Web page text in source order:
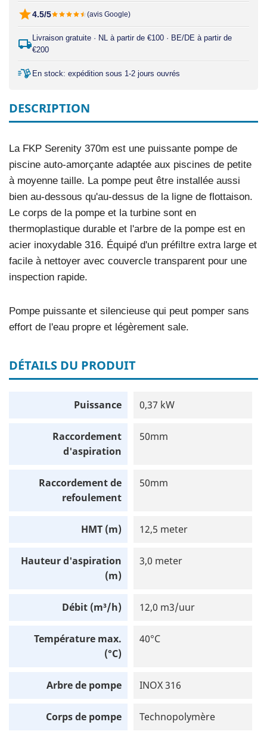
4.5/5 (avis Google)
Livraison gratuite · NL à partir de €100 · BE/DE à partir de
€200
En stock: expédition sous 1-2 jours ouvrés
DESCRIPTION
La FKP Serenity 370m est une puissante pompe de
piscine auto-amorçante adaptée aux piscines de petite
à moyenne taille. La pompe peut être installée aussi
bien au-dessous qu'au-dessus de la ligne de flottaison.
Le corps de la pompe et la turbine sont en
thermoplastique durable et l'arbre de la pompe est en
acier inoxydable 316. Équipé d'un préfiltre extra large et
facile à nettoyer avec couvercle transparent pour une
inspection rapide.
Pompe puissante et silencieuse qui peut pomper sans
effort de l'eau propre et légèrement sale.
DÉTAILS DU PRODUIT
Puissance 0,37 kW
Raccordement
d'aspiration
50mm
Raccordement de
refoulement
50mm
HMT (m) 12,5 meter
Hauteur d'aspiration
(m)
3,0 meter
Débit (m³/h) 12,0 m3/uur
Température max.
(°C)
40°C
Arbre de pompe INOX 316
Corps de pompe Technopolymère